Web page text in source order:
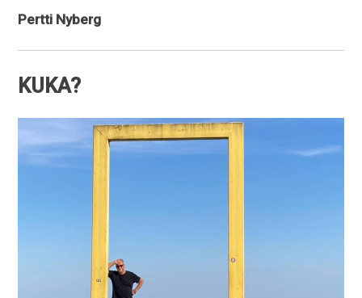
Pertti Nyberg
KUKA?